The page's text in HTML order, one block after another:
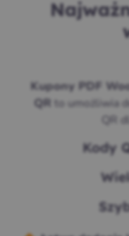
Kupony PDF
to umożliwia
QR
Kody